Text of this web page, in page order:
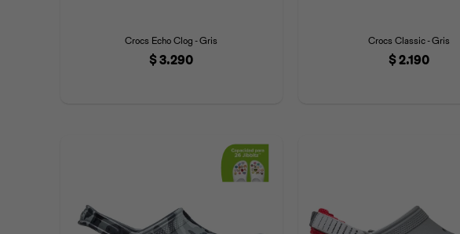
Crocs Echo Clog - Gris
$3.290
Crocs Classic - Gris
$2.190